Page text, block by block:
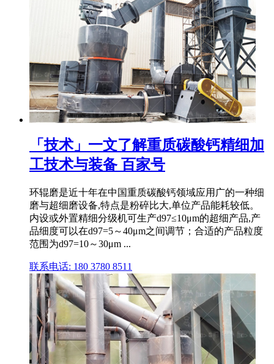
「技术」一文了解重质碳酸钙精细加
工技术与装备 百家号
环辊磨是近十年在中国重质碳酸钙领域应用广的一种细
磨与超细磨设备,特点是粉碎比大,单位产品能耗较低。
内设或外置精细分级机可生产d97≤10μm的超细产品,产
品细度可以在d97=5～40μm之间调节；合适的产品粒度
范围为d97=10～30μm ...
联系电话: 180 3780 8511